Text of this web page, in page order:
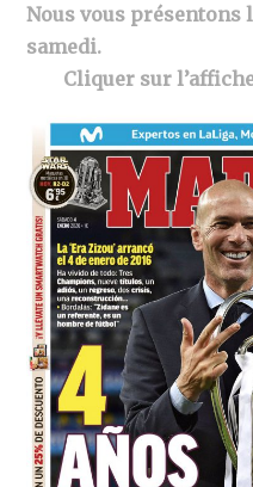
Nous vous présentons
samedi.
Cliquer sur